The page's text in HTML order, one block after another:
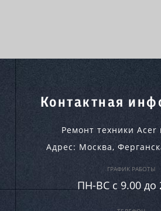
Контактная
Ремонт техники Acer
Адрес: Москва,
ГРАФИК РАБОТЫ
ПН-ВC c 9.00 до